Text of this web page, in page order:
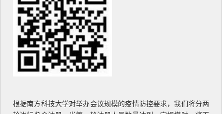
根据南方科技大学对举办会议规模的疫情防控要求，我们将分两